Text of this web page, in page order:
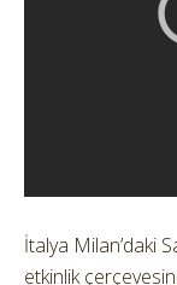
İtalya Milan’daki
etkinlik